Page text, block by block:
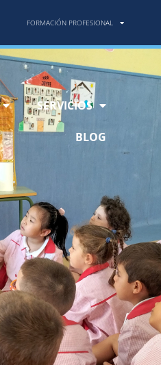
FORMACIÓN PROFESIONAL
SERVICIOS
BLOG